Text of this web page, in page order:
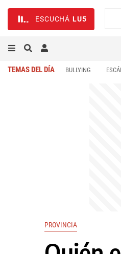
ESCUCHÁ LU5
TEMAS DEL DÍA BULLYING
PROVINCIA